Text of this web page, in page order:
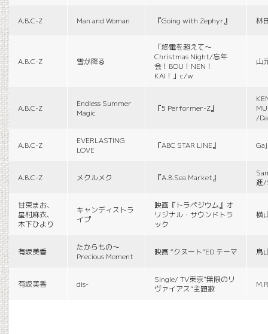
A.B.C-Z Man and Woman 『Going with Zephyr』 林
A.B.C-Z 雪が降る
「終電を超えて～
Christmas Night/忘年
会！BOU！NEN！
KAI！」c/w
山
A.B.C-Z
Endless Summer
Magic
『5 Performer-Z』
/
A.B.C-Z
EVERLASTING
LOVE
『ABC STAR LINE』
A.B.C-Z メクルメク 『A.B.Sea Market』
進/
甘束まお、
星村麻衣、
木下ひより
キャンディストラ
イプ
映画『トラペジウム』オ
リジナル・サウンドトラ
ック
横
有坂美香
たからもの〜
Precious Moment
映画 “クヌート”ED テーマ 鳥
有坂美香 dis-
Single/ TV東京“無限のリ
ヴァイアス”主題歌